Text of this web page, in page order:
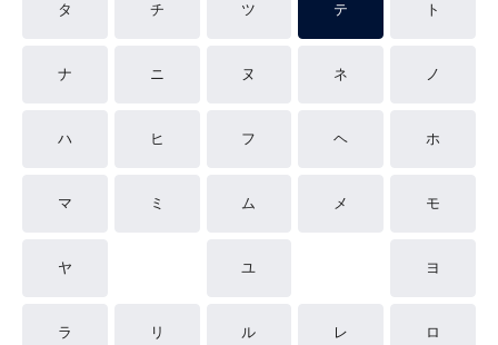
タ チ ツ テ ト
ナ ニ ヌ ネ ノ
ハ ヒ フ ヘ ホ
マ ミ ム メ モ
ヤ ユ ヨ
ラ リ ル レ ロ